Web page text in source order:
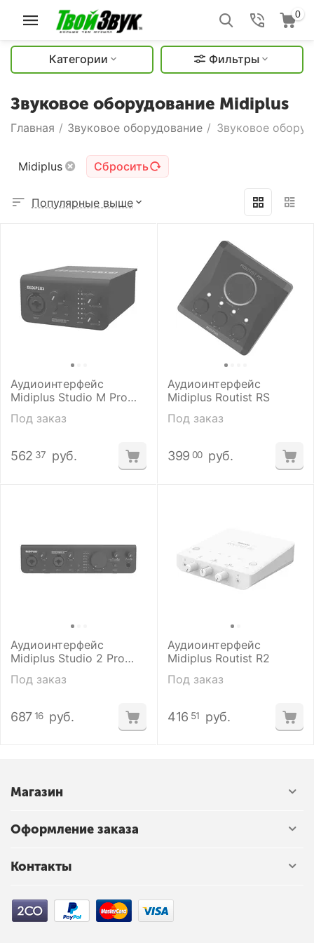
0
Категории Фильтры
Звуковое оборудование Midiplus
Главная / Звуковое оборудование / Звуковое
Midiplus Сбросить
Популярные выше
Аудиоинтерфейс
Midiplus Studio M Pro
OTG
Под заказ
562 37 руб.
Аудиоинтерфейс
Midiplus Routist RS
Под заказ
399 00 руб.
Аудиоинтерфейс
Midiplus Studio 2 Pro
Под заказ
687 16 руб.
Аудиоинтерфейс
Midiplus Routist R2
Под заказ
416 51 руб.
Магазин
Оформление заказа
Контакты